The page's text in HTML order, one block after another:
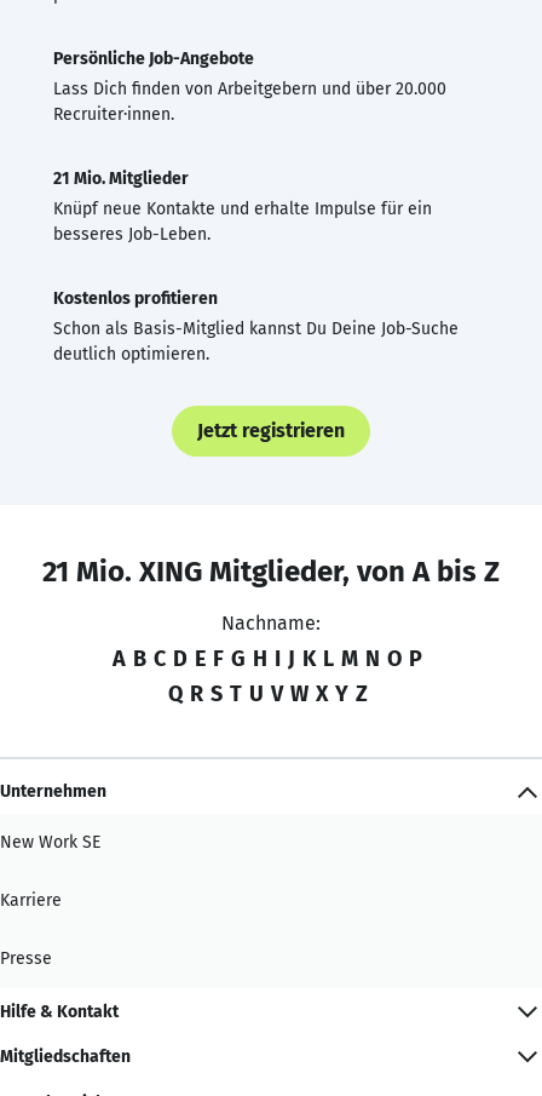
Persönliche Job-Angebote
Lass Dich finden von Arbeitgebern und über 20.000
Recruiter·innen.
21 Mio. Mitglieder
Knüpf neue Kontakte und erhalte Impulse für ein
besseres Job-Leben.
Kostenlos profitieren
Schon als Basis-Mitglied kannst Du Deine Job-Suche
deutlich optimieren.
Jetzt registrieren
21 Mio. XING Mitglieder, von A bis Z
Nachname:
A B C D E F G H I J K L M N O P
Q R S T U V W X Y Z
Unternehmen
New Work SE
Karriere
Presse
Hilfe & Kontakt
Mitgliedschaften